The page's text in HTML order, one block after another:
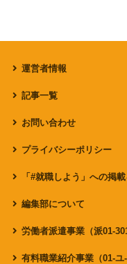
運営者情報
記事一覧
お問い合わせ
プライバシーポリシー
「#就職しよう」への掲
編集部について
労働者派遣事業（派01-
有料職業紹介事業（01-ユ-